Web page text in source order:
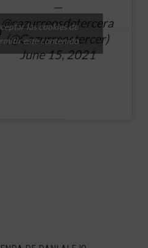
—
@cazurreosdetercera
(@Cazurreostercer)
June 15, 2021
las cookies de
este contenido